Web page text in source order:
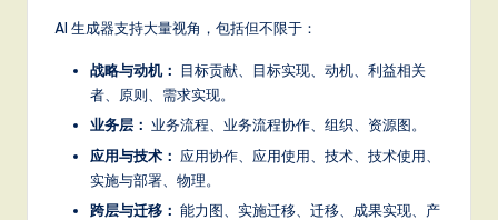
AI 生成器支持大量视角，包括但不限于：
战略与动机： 目标贡献、目标实现、动机、利益相关
者、原则、需求实现。
业务层： 业务流程、业务流程协作、组织、资源图。
应用与技术： 应用协作、应用使用、技术、技术使用、
实施与部署、物理。
跨层与迁移： 能力图、实施迁移、迁移、成果实现、产